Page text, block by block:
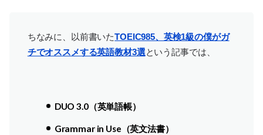
ちなみに、以前書いたTOEIC985、英検1級の僕がガ
チでオススメする英語教材3選という記事では、
DUO 3.0（英単語帳）
Grammar in Use（英文法書）